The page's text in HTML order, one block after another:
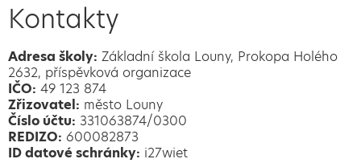
Kontakty
Adresa školy: Základní škola Louny, Prokopa Holého
2632, příspěvková organizace
IČO: 49 123 874
Zřizovatel: město Louny
Číslo účtu: 331063874/0300
REDIZO: 600082873
ID datové schránky: i27wiet